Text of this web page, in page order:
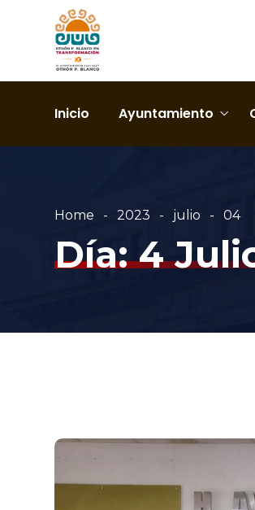
Inicio Ayuntamiento
Home 2023 julio 04
Día:4